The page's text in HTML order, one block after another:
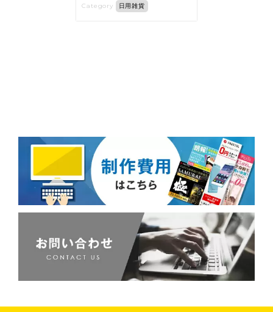
Category 日用雑貨